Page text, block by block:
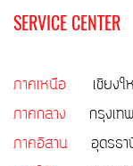
SERVICE CENTER
ภาคเหนือ เชียงใ
ภาคกลาง กรุงเท
ภาคอีสาน อุดรธา